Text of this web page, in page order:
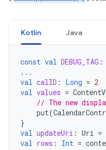
Kotlin Java
const val DEBUG_TAG :
...
val calID : Long = 2
val values =
// The new
put(
}
val updateUri : Uri =
val rows : Int =